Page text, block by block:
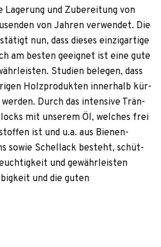
Lage­rung und Zube­rei­tung von
von Jah­ren ver­wen­det. Die
nun, dass die­ses ein­zig­ar­tige
am bes­ten geeig­net ist eine gute
Stu­dien bele­gen, dass
Holz­pro­duk­ten inner­halb kür­
Durch das inten­sive Trän­
mit unse­rem Öl, wel­ches frei
ist und u.a. aus Bie­nen­
sowie Schel­lack besteht, schüt­
und gewähr­leis­ten
und die guten